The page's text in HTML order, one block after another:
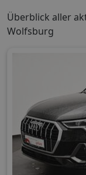
Überblick aller
Wolfsburg